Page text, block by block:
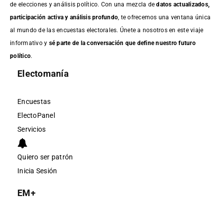
de elecciones y análisis político. Con una mezcla dedatos actualizados,
participación activa y análisis profundo , te ofrecemos una ventana única
al mundo de las encuestas electorales. Únete a nosotros en este viaje
informativo y sé parte de la conversación que define nuestro futuro
político.
Electomanía
Encuestas
ElectoPanel
Servicios
Quiero ser patrón
Inicia Sesión
EM+